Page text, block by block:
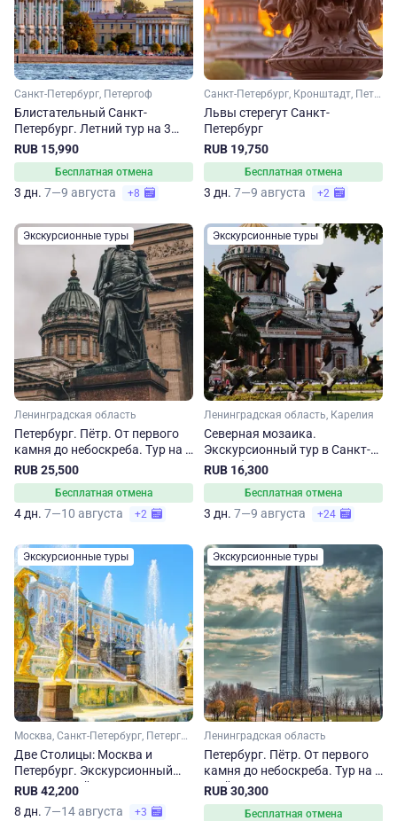
Санкт-Петербург, Петергоф
Блистательный Санкт-
Петербург. Летний тур на 3
дня
RUB 15,990
Бесплатная отмена
3 дн. 7—9 августа +8
Санкт-Петербург, Кронштадт, Петергоф
Львы стерегут Санкт-
Петербург
RUB 19,750
Бесплатная отмена
3 дн. 7—9 августа +2
Экскурсионные туры
Ленинградская область
Петербург. Пётр. От первого
камня до небоскреба. Тур на 4
дня
RUB 25,500
Бесплатная отмена
4 дн. 7—10 августа +2
Экскурсионные туры
Ленинградская область, Карелия
Северная мозаика.
Экскурсионный тур в Санкт-
Петербург и Карелию на 3 дня
RUB 16,300
Бесплатная отмена
3 дн. 7—9 августа +24
Экскурсионные туры
Москва, Санкт-Петербург, Петергоф
Две Столицы: Москва и
Петербург. Экскурсионный
тур на 8 дней
RUB 42,200
8 дн. 7—14 августа +3
Экскурсионные туры
Ленинградская область
Петербург. Пётр. От первого
камня до небоскреба. Тур на 5
дней
RUB 30,300
Бесплатная отмена